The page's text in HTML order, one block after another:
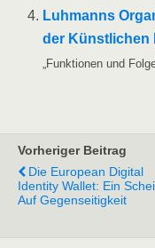
Luh­manns
der Künst­li­chen
„Funk­tio­nen und
Vorheriger Beitrag
Die European Digital
Identity Wallet: Ein
Auf Gegenseitigkeit